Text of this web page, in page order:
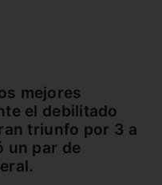
mejores
el debilitado
triunfo por 3 a
un par de